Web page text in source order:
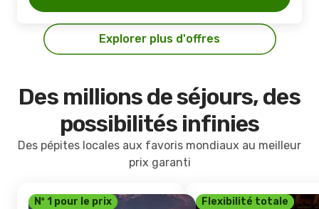
Explorer plus d'offres
Des millions de séjours, des
possibilités infinies
Des pépites locales aux favoris mondiaux au meilleur
prix garanti
Nº 1 pour le prix Flexibilité totale